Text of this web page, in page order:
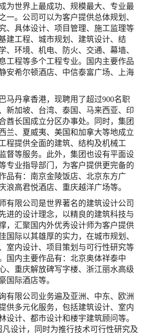
为世界上最成功、规模最大、专业最
一。公司可以为客户提供总体规划、
、具体设计、项目管理、施工监理等
建工程、城市规划、建筑设计、结
、环境、机电、防火、交通、幕墙、
工程等多个工程专业。国内主要作品
安希尔顿酒店、中信泰富广场、上海
马丹拿香港，现聘用了超过900名职
新加坡、台湾、泰国、马来西亚、印
酋长国成立分区办事处。同时，集团
兰、夏威夷、美国和加拿大等地成立
程提供全面的建筑、结构及机械工
督等服务。此外，集团也设有平面设
专业指导部门，为客户提供更完备的
品有：南京金陵饭店、北京东方广
浪高君悦酒店、重庆越洋广场等。
有限公司是世界著名的建筑设计公司
进的设计理念，以精良的建筑科技与
，汇聚国内外优秀设计师为客户提供
国际以其雄厚的实力，在城市规划、
室内设计、项目策划与可行性研究等
国内主要作品有：北京奥体祥泰中
、重庆解放碑写字楼、浙江丽水高级
国际酒店等。
有限公司业务遍及亚洲、中东、欧洲
供多元化服务，包括建筑设计、室内
设计、都市设计和楼宇建筑顾问等。
凡设计，同时为推行技术可行性研究及